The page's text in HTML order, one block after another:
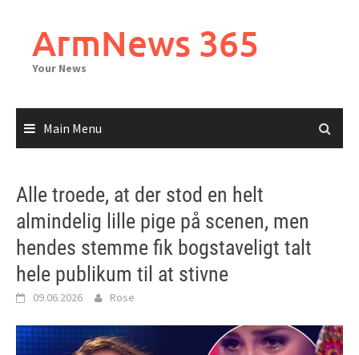
contentArmNews 365
Your News
Main Menu
Alle troede, at der stod en helt
almindelig lille pige på scenen, men
hendes stemme fik bogstaveligt talt
hele publikum til at stivne
09.06.2026 Rose